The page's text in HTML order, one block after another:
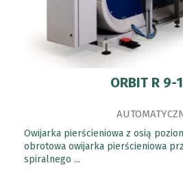
ORBIT R 9-
Owijarka pierścieniowa z osią
obrotowa owijarka pierścieniowa
spiralnego ...